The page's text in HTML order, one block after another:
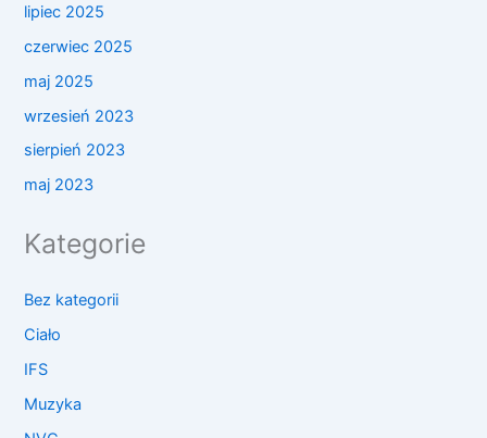
lipiec 2025
czerwiec 2025
maj 2025
wrzesień 2023
sierpień 2023
maj 2023
Kategorie
Bez kategorii
Ciało
IFS
Muzyka